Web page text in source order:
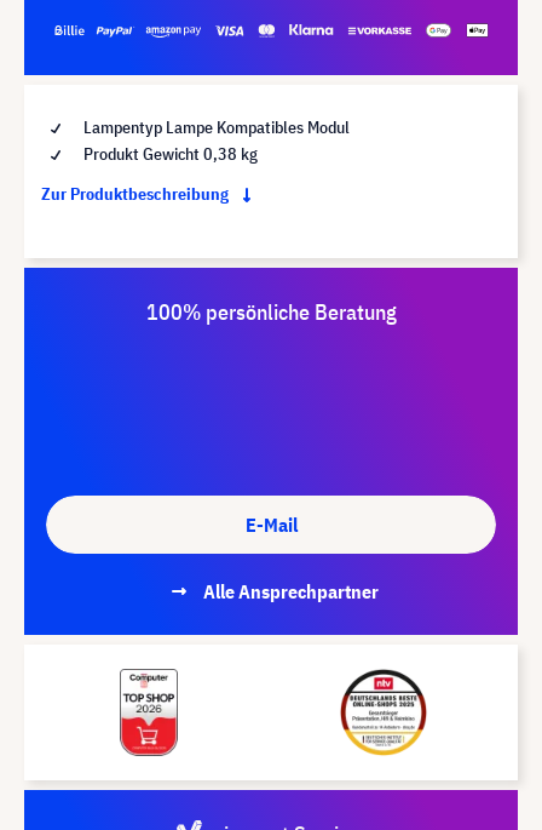
Lampentyp Lampe Kompatibles Modul
Produkt Gewicht 0,38 kg
Zur Produktbeschreibung
100% persönliche Beratung
E-Mail
Alle Ansprechpartner